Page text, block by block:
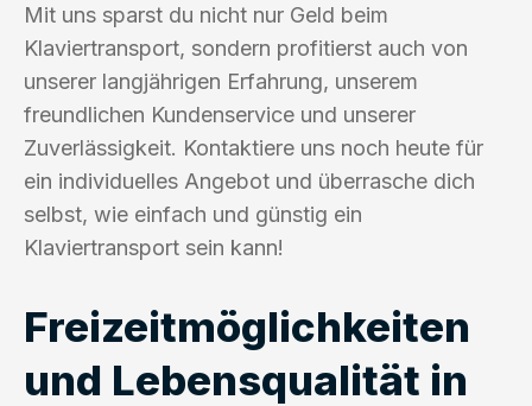
Mit uns sparst du nicht nur Geld beim
Klaviertransport, sondern profitierst auch von
unserer langjährigen Erfahrung, unserem
freundlichen Kundenservice und unserer
Zuverlässigkeit. Kontaktiere uns noch heute für
ein individuelles Angebot und überrasche dich
selbst, wie einfach und günstig ein
Klaviertransport sein kann!
Freizeitmöglichkeiten
und Lebensqualität in